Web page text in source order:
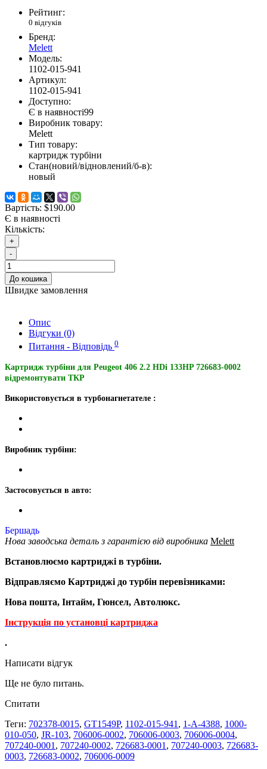
Рейтинг:
0 відгуків
Бренд:
Melett
Модель:
1102-015-941
Артикул:
1102-015-941
Доступно:
Є в наявності99
Виробник товару:
Melett
Тип товару:
картридж турбіни
Стан(новий/відновлений/б-в):
новый
Вартість: $190.00
Є в наявності
Кількість:
+
-
До кошика
Швидке замовлення
Опис
Відгуки (0)
Питання - Відповідь 0
Картридж турбіни для Peugeot 406 2.2 HDi 133HP 726683-0002
відремонтувати ТКР
Використовується в турбонагнетателе :
Виробник турбіни:
Застосовується в авто:
Бершадь
Нова заводська деталь з гарантією від виробника Melett
Встановлюємо картриджі в турбіни.
Відправляємо Картриджі до турбін перевізниками:
Нова пошта, Інтайм, Гюнсел, Автолюкс.
Інструкція по установці картриджа
.
Написати відгук
Ще не було питань.
Спитати
Теги: 702378-0015, GT1549P, 1102-015-941 , 1-A-4388, 1000-
010-050, JR-103, 706006-0002, 706006-0003, 706006-0004,
707240-0001 , 707240-0002, 726683-0001 , 707240-0003, 726683-
0003, 726683-0002, 706006-0009